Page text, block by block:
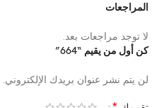
المراجعات
لا توجد مراجعات بعد.
كن أول من يقيم “664”
لن يتم نشر عنوان بريدك الإلكتروني.